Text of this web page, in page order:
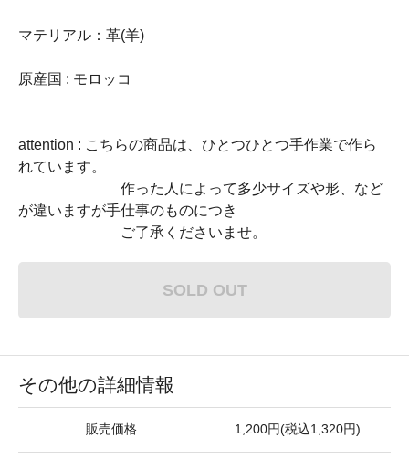
マテリアル：革(羊)
原産国 : モロッコ
attention : こちらの商品は、ひとつひとつ手作業で作ら
れています。
作った人によって多少サイズや形、など
が違いますが手仕事のものにつき
ご了承くださいませ。
SOLD OUT
その他の詳細情報
販売価格 1,200円(税込1,320円)